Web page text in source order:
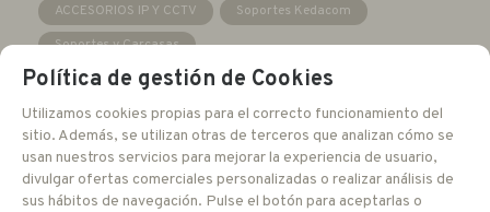
ACCESORIOS IP Y CCTV
Soportes Kedacom
Soportes y Carcasas
Política de gestión de Cookies
Utilizamos cookies propias para el correcto funcionamiento del
sitio. Además, se utilizan otras de terceros que analizan cómo se
usan nuestros servicios para mejorar la experiencia de usuario,
divulgar ofertas comerciales personalizadas o realizar análisis de
sus hábitos de navegación. Pulse el botón para aceptarlas o